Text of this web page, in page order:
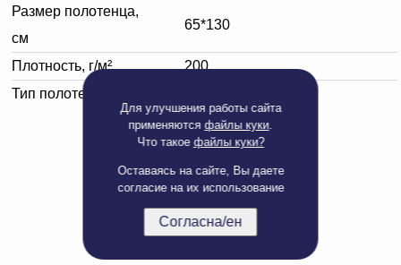
Для улучшения работы сайта
применяютсяфайлы куки.
Что такое файлы куки?
Оставаясь на сайте, Вы даете
согласие на их использование
Согласна/ен
Размер полотенца,
см
65*130
Плотность, г/м²
200
Тип полотенца
Полная версия сайта